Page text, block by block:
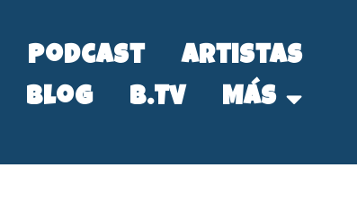
Podcast
Artistas
Blog B.Tv Más